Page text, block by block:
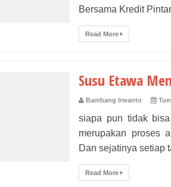
Bersama Kredit
Read More
Susu Etawa
Bambang Irwanto
siapa pun tidak
merupakan proses
Dan sejatinya setiap
Read More